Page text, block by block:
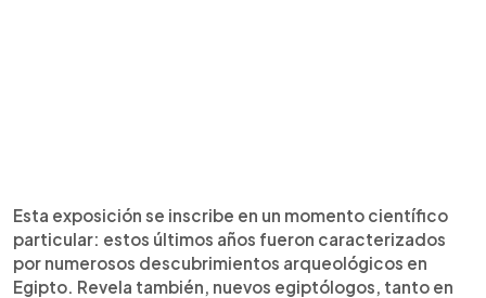
Esta exposición se inscribe en un momento científico
particular: estos últimos años fueron caracterizados
por numerosos descubrimientos arqueológicos en
Egipto. Revela también, nuevos egiptólogos, tanto en